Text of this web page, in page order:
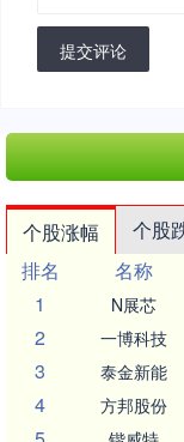
提交评论
个股涨幅 个股
排名
名称
1
N展芯
2 一博科技
3 泰金新能
4 方邦股份